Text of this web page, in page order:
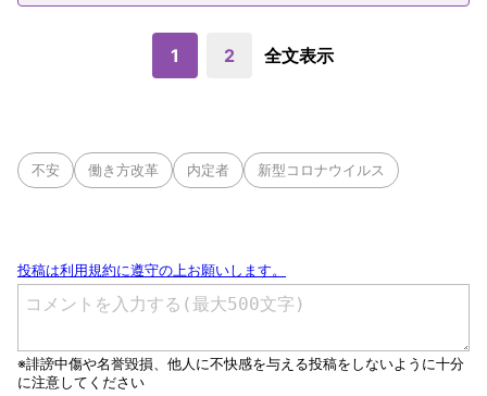
1 2 全文表示
不安 働き方改革 内定者 新型コロナウイルス